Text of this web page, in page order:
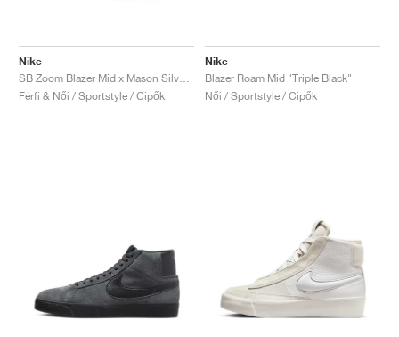
Nike
SB Zoom Blazer Mid x Mason Silva "Blackened Blue"
Férfi & Női / Sportstyle / Cipők
Nike
Blazer Roam Mid "Triple Black"
Női / Sportstyle / Cipők